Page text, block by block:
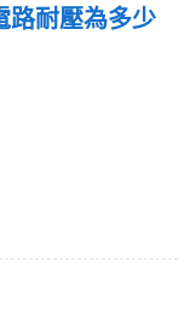
路耐壓為多少